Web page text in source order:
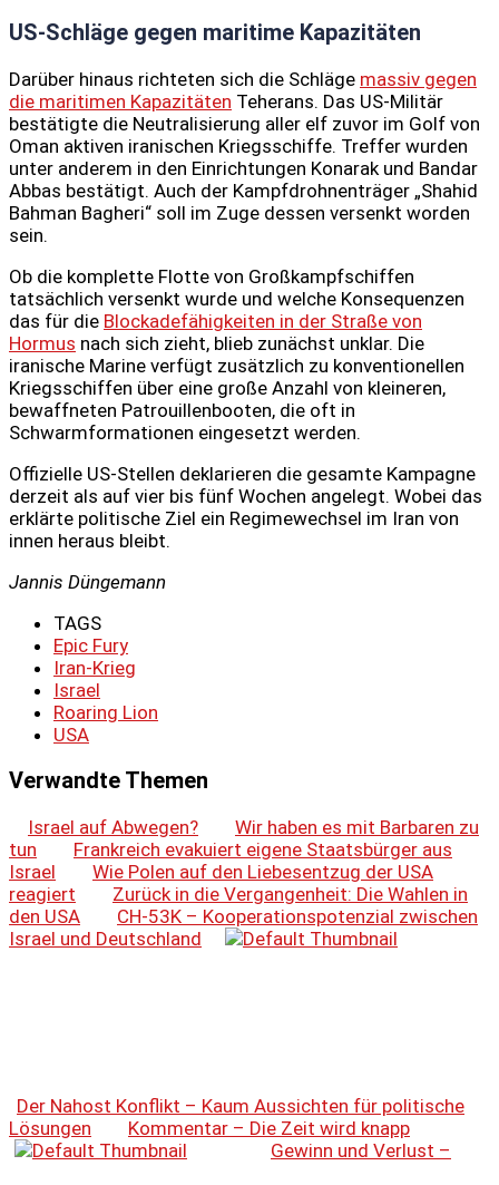
US-Schläge gegen maritime Kapazitäten
Darüber hinaus richteten sich die Schläge massiv gegen
die maritimen Kapazitäten Teherans. Das US-Militär
bestätigte die Neutralisierung aller elf zuvor im Golf von
Oman aktiven iranischen Kriegsschiffe. Treffer wurden
unter anderem in den Einrichtungen Konarak und Bandar
Abbas bestätigt. Auch der Kampfdrohnenträger „Shahid
Bahman Bagheri“ soll im Zuge dessen versenkt worden
sein.
Ob die komplette Flotte von Großkampfschiffen
tatsächlich versenkt wurde und welche Konsequenzen
das für die Blockadefähigkeiten in der Straße von
Hormus nach sich zieht, blieb zunächst unklar. Die
iranische Marine verfügt zusätzlich zu konventionellen
Kriegsschiffen über eine große Anzahl von kleineren,
bewaffneten Patrouillenbooten, die oft in
Schwarmformationen eingesetzt werden.
Offizielle US-Stellen deklarieren die gesamte Kampagne
derzeit als auf vier bis fünf Wochen angelegt. Wobei das
erklärte politische Ziel ein Regimewechsel im Iran von
innen heraus bleibt.
Jannis Düngemann
TAGS
Epic Fury
Iran-Krieg
Israel
Roaring Lion
USA
Verwandte Themen
Israel auf Abwegen?
Wir haben es mit Barbaren zu
tun
Frankreich evakuiert eigene Staatsbürger aus
Israel
Wie Polen auf den Liebesentzug der USA
reagiert
Zurück in die Vergangenheit: Die Wahlen in
den USA
CH-53K – Kooperationspotenzial zwischen
Israel und Deutschland
Der Nahost Konflikt – Kaum Aussichten für politische
Lösungen
Kommentar – Die Zeit wird knapp
Gewinn und Verlust –